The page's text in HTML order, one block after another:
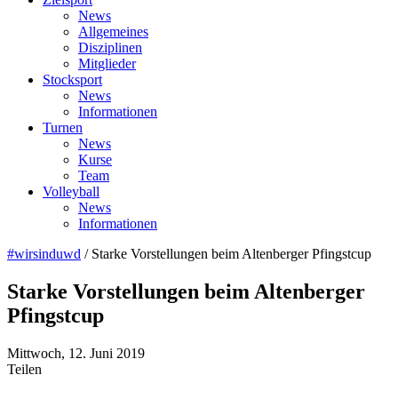
News
Allgemeines
Disziplinen
Mitglieder
Stocksport
News
Informationen
Turnen
News
Kurse
Team
Volleyball
News
Informationen
#wirsinduwd / Starke Vorstellungen beim Altenberger Pfingstcup
Starke Vorstellungen beim Altenberger
Pfingstcup
Mittwoch, 12. Juni 2019
Teilen